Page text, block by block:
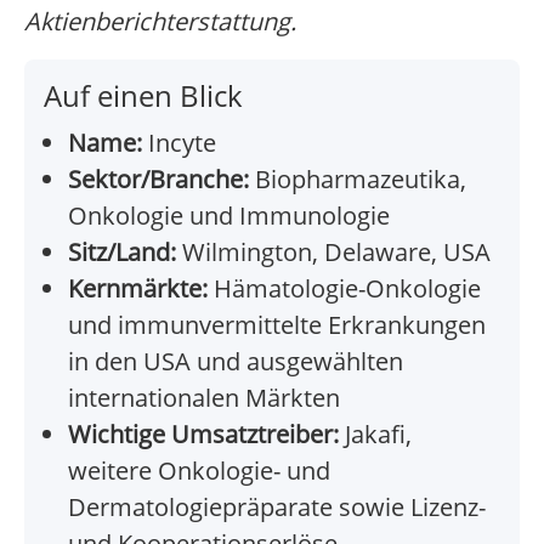
Aktienberichterstattung.
Auf einen Blick
Name: Incyte
Sektor/Branche: Biopharmazeutika,
Onkologie und Immunologie
Sitz/Land:Wilmington, Delaware, USA
Kernmärkte: Hämatologie-Onkologie
und immunvermittelte Erkrankungen
in den USA und ausgewählten
internationalen Märkten
Wichtige Umsatztreiber: Jakafi,
weitere Onkologie- und
Dermatologiepräparate sowie Lizenz-